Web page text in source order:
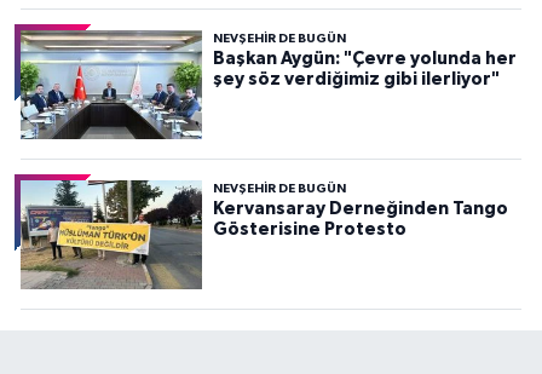
NEVŞEHIR DE BUGÜN
Başkan Aygün: "Çevre yolunda her
şey söz verdiğimiz gibi ilerliyor"
NEVŞEHIR DE BUGÜN
Kervansaray Derneğinden Tango
Gösterisine Protesto